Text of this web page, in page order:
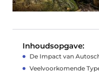
Inhoudsopgave:
De Impact van
Veelvoorkomende